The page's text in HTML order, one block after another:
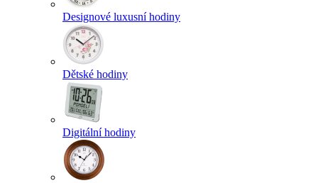
Designové luxusní hodiny
Dětské hodiny
Digitální hodiny